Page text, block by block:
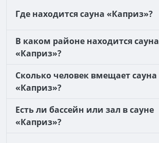
Где находится сауна «Каприз»?
В каком районе находится сауна
«Каприз»?
Сколько человек вмещает сауна
«Каприз»?
Есть ли бассейн или зал в сауне
«Каприз»?